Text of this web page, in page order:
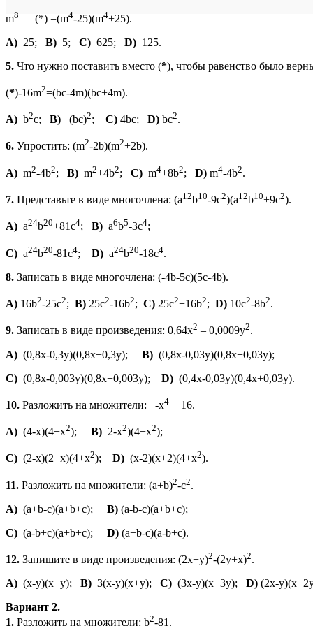
m8 — (*) =(m4-25)(m4+25).
A) 25; B) 5; C) 625; D) 125.
5. Что нужно поставить вместо (*), чтобы равенство было
(*)-16m2=(bc-4m)(bc+4m).
A) b2c; B) (bc)2; C) 4bc; D) bc2.
6. Упростить: (m2-2b)(m2+2b).
A) m2-4b2; B) m2+4b2; C) m4+8b2; D) m4-4b2.
7. Представьте в виде многочлена: (a12b10-9c2)(a12b10+9c2).
A) a24b20+81c4; B) a6b5-3c4;
C) a24b20-81c4; D) a24b20-18c4.
8. Записать в виде многочлена: (-4b-5c)(5c-4b).
A) 16b2-25c2; B) 25c2-16b2; C) 25c2+16b2; D) 10c2-8b2.
9. Записать в виде произведения: 0,64х2 – 0,0009у2.
A) (0,8х-0,3у)(0,8х+0,3у); B) (0,8х-0,03у)(0,8х+0,03у);
C) (0,8х-0,003у)(0,8х+0,003у); D) (0,4х-0,03у)(0,4х+0,03у).
10. Разложить на множители: -х4 + 16.
A) (4-х)(4+х2); B) 2-х2)(4+х2);
C) (2-х)(2+х)(4+х2); D) (х-2)(х+2)(4+х2).
11. Разложить на множители: (a+b)2-c2.
A) (a+b-c)(a+b+c); B) (a-b-c)(a+b+c);
C) (a-b+c)(a+b+c); D) (a+b-c)(a-b+c).
12. Запишите в виде произведения: (2x+y)2-(2y+x)2.
A) (x-y)(x+y); B) 3(x-y)(x+y); C) (3x-y)(x+3y); D) (2x-
Вариант 2.
1. Разложить на множители: b2-81.